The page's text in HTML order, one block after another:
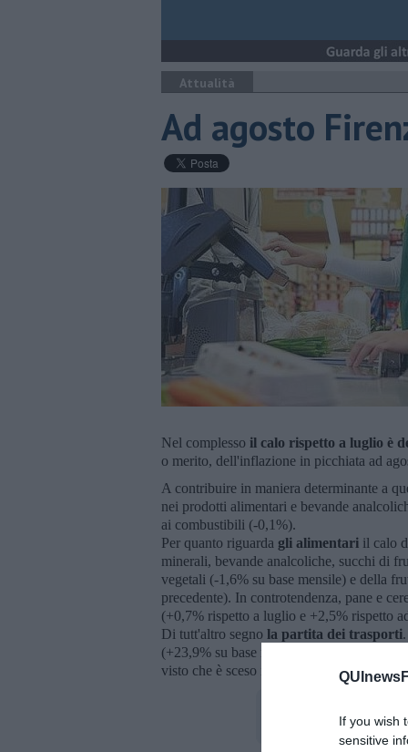
If you wish
sensitive
Attualità
Ad agosto
Nel complesso il calo rispetto a luglio è
o merito, dell'inflazione in picchiata ad
A contribuire in maniera determinante a
nei prodotti alimentari e bevande
ai combustibili (-0,1%).
Per quanto riguarda gli alimentari il calo
minerali, bevande analcoliche, succhi di
vegetali (-1,6% su base mensile) e della
precedente). In controtendenza, pane e
(+0,7% rispetto a luglio e +2,5% rispetto
Di tutt'altro segno la partita dei trasporti
(+23,9% su base mensile, +0,5% su base
visto che è sceso il prezzo dei i carburanti